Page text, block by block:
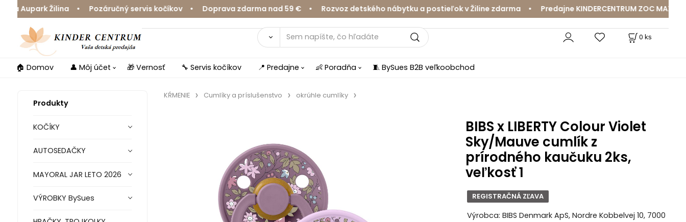
Aupark Žilina • Pozáručný servis kočíkov • Doprava zdarma nad 59 € • Rozvoz detského nábytku a postieľok v Žiline zdarma • Predajne KINDERCENTRUM ZOC MAX a
0 ks
🏠 Domov 👤 Môj účet 🎁 Vernosť 🔧 Servis kočíkov 📍 Predajne 👶 Poradňa 🧵 BySues B2B veľkoobchod
Produkty
KOČÍKY
AUTOSEDAČKY
MAYORAL JAR LETO 2026
VÝROBKY BySues
KŔMENIE Cumlíky a príslušenstvo okrúhle cumlíky
BIBS x LIBERTY Colour Violet
Sky/Mauve cumlík z
prírodného kaučuku 2ks,
veľkosť 1
REGISTRAČNÁ ZĽAVA
Výrobca: BIBS Denmark ApS, Nordre Kobbelvej 10, 7000